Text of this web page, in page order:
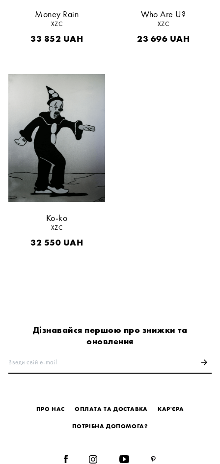
Money Rain
XZC
33 852 UAH
Who Are U?
XZC
23 696 UAH
Ko-ko
XZC
32 550 UAH
Дізнавайся першою про знижки та
оновлення
Введи свій e-mail arrow_forward
ПРО НАС ОПЛАТА ТА ДОСТАВКА КАР'ЄРА
ПОТРІБНА ДОПОМОГА?